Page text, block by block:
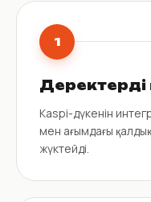
1
Деректерді
Kaspi-дүкенін
мен ағымдағы
жүктейді.